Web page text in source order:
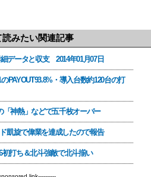
読みたい関連記事
データと収支 2014年01月07日
・導入台数約120台の打
神熱」などで五千枚オーバー
凱旋で偉業を達成したので報告
打ち＆北斗強敵で北斗揃い